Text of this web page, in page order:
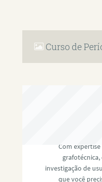
Curso de
Com
investigação de
que você